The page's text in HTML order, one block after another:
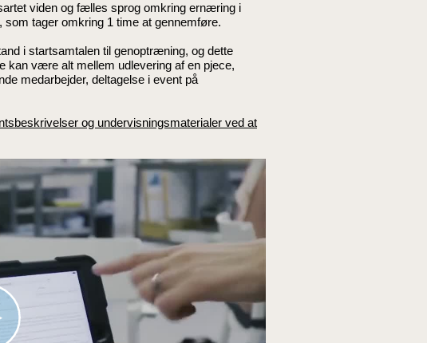
viden og fælles sprog omkring ernæring i
tager omkring 1 time at gennemføre.
i startsamtalen til genoptræning, og dette
kan være alt mellem udlevering af en pjece,
medarbejder, deltagelse i event på
og undervisningsmaterialer ved at